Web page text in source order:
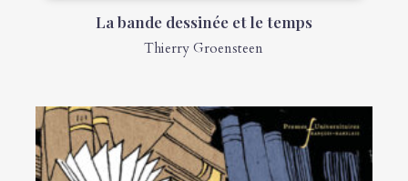
La bande dessinée et le temps
Thierry Groensteen